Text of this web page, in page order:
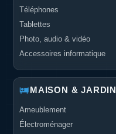
Téléphones
Tablettes
Photo, audio & vidéo
Accessoires informatique
MAISON & JARDIN
Ameublement
Électroménager